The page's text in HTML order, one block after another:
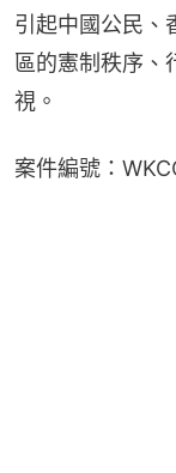
引起中國公民、
區的憲制秩序、
視。
案件編號：